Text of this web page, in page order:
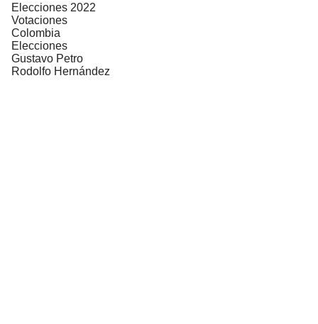
Elecciones 2022
Votaciones
Colombia
Elecciones
Gustavo Petro
Rodolfo Hernández